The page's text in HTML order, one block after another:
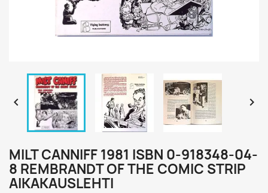
 
MILT CANNIFF 1981 ISBN 0-918348-04-
8 REMBRANDT OF THE COMIC STRIP
AIKAKAUSLEHTI